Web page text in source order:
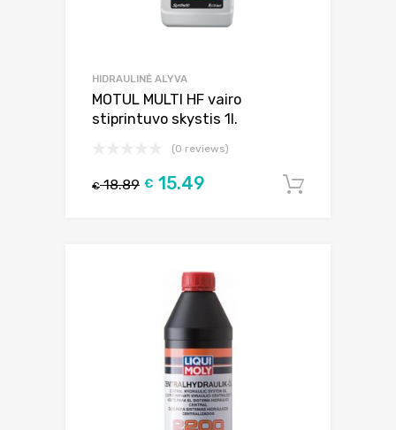
HIDRAULINĖ ALYVA
MOTUL MULTI HF vairo
stiprintuvo skystis 1l.
(0 reviews)
€18.89 € 15.49